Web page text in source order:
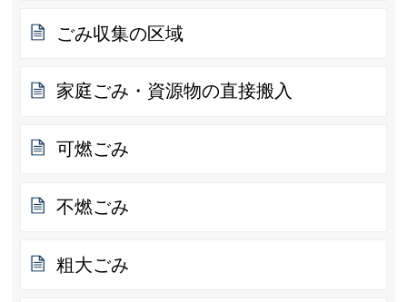
ごみ収集の区域
家庭ごみ・資源物の直接搬入
可燃ごみ
不燃ごみ
粗大ごみ